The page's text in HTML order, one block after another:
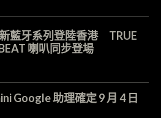
藍牙系列登陸香港 TRUE
喇叭同步登場
Google 助理確定 9 月 4 日